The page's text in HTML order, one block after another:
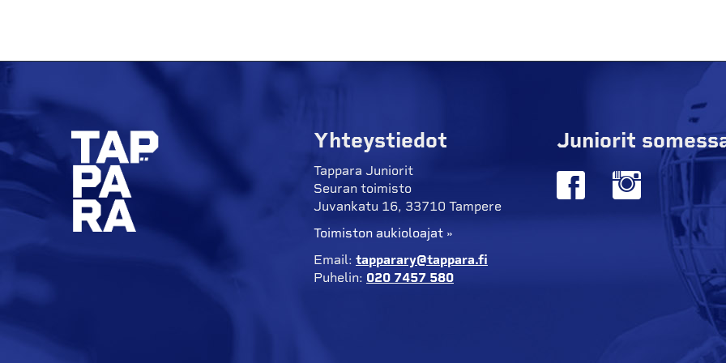
Yhteystiedot
Tappara Juniorit
Seuran toimisto
Juvankatu 16, 33710 Tampere
Toimiston aukioloajat »
Email: tapparary@tappara.fi
Puhelin: 020 7457 580
Juniorit